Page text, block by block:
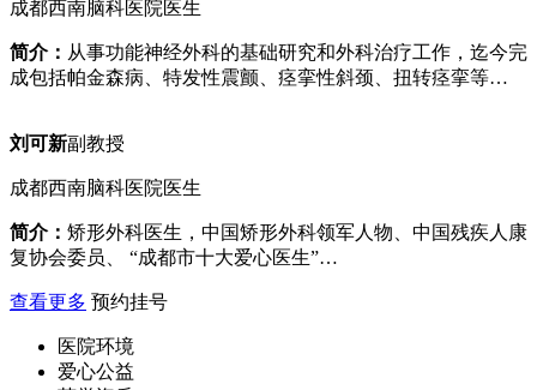
成都西南脑科医院医生
简介： 从事功能神经外科的基础研究和外科治疗工作，迄今完
成包括帕金森病、特发性震颤、痉挛性斜颈、扭转痉挛等…
刘可新副教授
成都西南脑科医院医生
简介： 矫形外科医生，中国矫形外科领军人物、中国残疾人康
复协会委员、 “成都市十大爱心医生”…
查看更多 预约挂号
医院环境
爱心公益